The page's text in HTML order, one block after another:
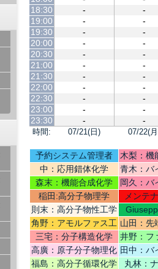
時間: 07/21(日) 07/22(
18:30
-
-
19:00
-
-
19:30
-
-
20:00
-
-
20:30
-
-
21:00
-
-
21:30
-
-
22:00
-
-
22:30
-
-
23:00
-
-
23:30
- -
予約システム管理者
木梨：機
中：応用錯体化学
青木：バ
テリ
森末：機能合成化学
岡久：バ
稲田:高分子物理学
メンテ
則末：高分子物性工学
角野：アモルファス工
学
山田：先
機
三宅：分子構造化学
井野：フ
高廣：原子分子物理化
学
田中：バ
福島：高分子循環化学
丸林：